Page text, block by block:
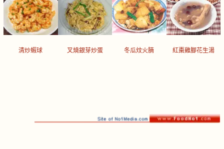
清炒蝦球 叉燒銀芽炒蛋 冬瓜炆火腩 紅棗雞腳花生湯